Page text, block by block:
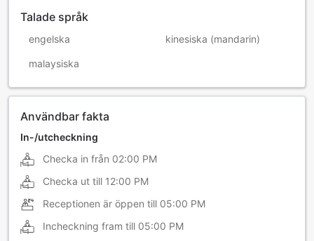
Talade språk
engelska kinesiska (mandarin)
malaysiska
Användbar fakta
In-/utcheckning
Checka in från 02:00 PM
Checka ut till 12:00 PM
Receptionen är öppen till 05:00 PM
Incheckning fram till 05:00 PM